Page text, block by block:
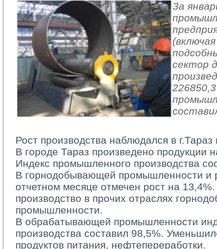
За
сектор
Рост производства наблюдался в
В городе Тараз произведено продукции
Индекс промышленного производства
В горнодобывающей промышленности и
отчетном месяце отмечен рост на
производство в прочих отраслях
промышленности.
В обрабатывающей промышленности
производства составил 98,5%.
продуктов питания, нефтепереработки.